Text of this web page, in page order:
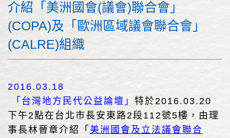
介紹「美洲國會(議會)聯合會」
(COPA)及「歐洲區域議會聯合會」
(CALRE)組織
2016.03.18
「台灣地方民代公益論壇」 特於2016.03.20
下午2點在台北市長安東路2段112號5樓，由理
事長林晉章介紹「 美洲國會及立法議會聯合